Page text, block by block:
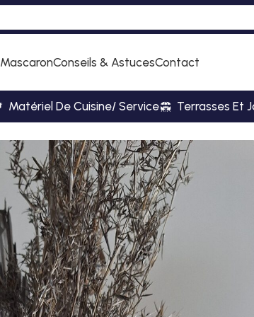
Conseils & AstucesContact
Matériel De Cuisine/ Service Terrasses Et